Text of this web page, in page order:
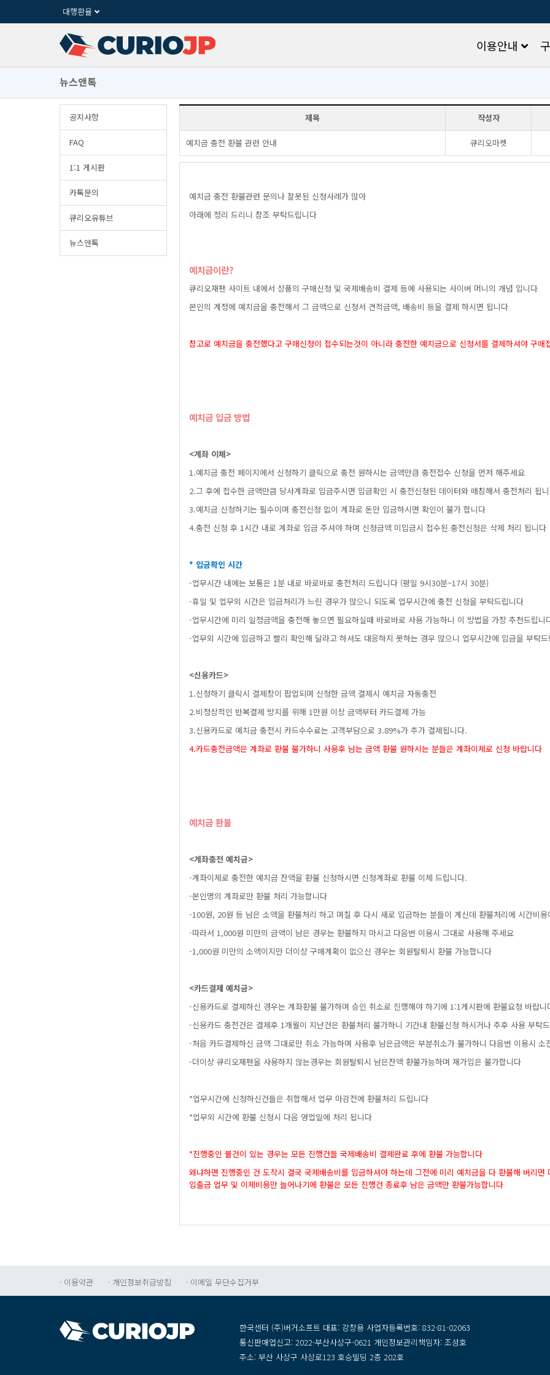
대행환율
이용안내
뉴스앤톡
공지사항
FAQ
1:1게시판
카톡문의
큐리오유튜브
뉴스앤톡
제목 작성자
예치금충전환불관련안내 큐리오마켓
예치금충전환불관련문의나잘못된신청사례가많아
아래에정리드리니참조부탁드립니다
예치금이란?
큐리오재팬사이트내에서상품의구매신청및국제배송비결제등에사용되는사이버머니의개념입니다
본인의계정에예치금을충전해서그금액으로신청서견적금액,배송비등을결제하시면됩니다
참고로예치금을충전했다고구매신청이접수되는것이아니라충전한예치금으로신청서를결제하셔야구매
예치금입금방법
<계좌이체>
1.예치금충전페이지에서신청하기클릭으로충전원하시는금액만큼충전접수신청을먼저해주세요
2.그후에접수한금액만큼당사계좌로입금주시면입금확인시충전신청된데이터와매칭해서충전처리됩
3.예치금신청하기는필수이며충전신청없이계좌로돈만입금하시면확인이불가합니다
4.충전신청후1시간내로계좌로입금주셔야하며신청금액미입금시접수된충전신청은삭제처리됩니다
*입금확인시간
-업무시간내에는보통은1분내로바로바로충전처리드립니다(평일9시30분~17시30분)
-휴일및업무외시간은입금처리가느린경우가많으니되도록업무시간에충전신청을부탁드립니다
-업무시간에미리일정금액을충전해놓으면필요하실때바로바로사용가능하니이방법을가장추천드립니
-업무외시간에입금하고빨리확인해달라고하셔도대응하지못하는경우많으니업무시간에입급을부탁드
<신용카드>
1.신청하기클릭시결제창이팝업되며신청한금액결제시예치금자동충전
2.비정상적인반복결제방지를위해1만원이상금액부터카드결제가능
3.신용카드로예치금충전시카드수수료는고객부담으로3.89%가추가결제됩니다.​
4.카드충전금액은계좌로환불불가하니사용후남는금액환불원하시는분들은계좌이체로신청바랍니다
예치금환불
<계좌충전예치금>
-계좌이체로충전한예치금잔액을환불신청하시면신청계좌로환불이체드립니다.
-본인명의계좌로만환불처리가능합니다
-100원,20원등남은소액을환불처리하고며칠후다시새로입금하는분들이계신데환불처리에시간비용
-따라서1,000원미만의금액이남은경우는환불하지마시고다음번이용시그대로사용해주세요
-1,000원미만의소액이지만더이상구매계획이없으신경우는회원탈퇴시환불가능합니다
<카드결제예치금>
-신용카드로결제하신경우는계좌환불불가하며승인취소로진행해야하기에1:1게시판에환불요청바랍니
-신용카드충전건은결제후1개월이지난건은환불처리불가하니기간내환불신청하시거나추후사용부탁
-처음카드결제하신금액그대로만취소가능하며사용후남은금액은부분취소가불가하니다음번이용시소
-더이상큐리오재팬을사용하지않는경우는회원탈퇴시남은잔액환불가능하며재가입은불가합니다
*업무시간에신청하신건들은취합해서업무마감전에환불처리드립니다
*업무외시간에환불신청시다음영업일에처리됩니다
*진행중인물건이있는경우는모든진행건들국제배송비결제완료후에환불가능합니다
왜냐하면진행중인건도착시결국국제배송비를입금하셔야하는데그전에미리예치금을다환불해버리
입출금업무및이체비용만늘어나기에환불은모든진행건종료후남은금액만환불가능합니다
·이용약관 ·개인정보취급방침 ·이메일무단수집거부
한국센터(주)버거소프트대표:강창용사업자등록번호:832-81-02063
통신판매업신고:2022-부산사상구-0621개인정보관리책임자:조성호
주소:부산사상구사상로123호승빌딩2층202호